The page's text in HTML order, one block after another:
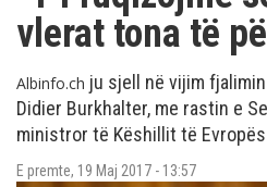
vlerat tona të
Albinfo.ch ju sjell në vijim
Didier Burkhalter, me rastin e
ministror të Këshillit të Evropës
E premte, 19 Maj 2017 - 13:57